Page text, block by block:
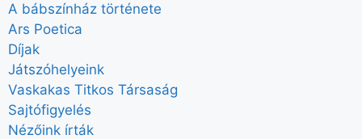
A bábszínház története
Ars Poetica
Díjak
Játszóhelyeink
Vaskakas Titkos Társaság
Sajtófigyelés
Nézőink írták